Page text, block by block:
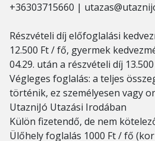
+36303715660 |
Részvételi díj előfoglalási
12.500 Ft / fő, gyermek
04.29. után a részvételi díj
Végleges foglalás: a teljes
történik, ez személyesen vagy
UtazniJó Utazási Irodában
Külön fizetendő, de nem
Ülőhely foglalás 1000 Ft / fő